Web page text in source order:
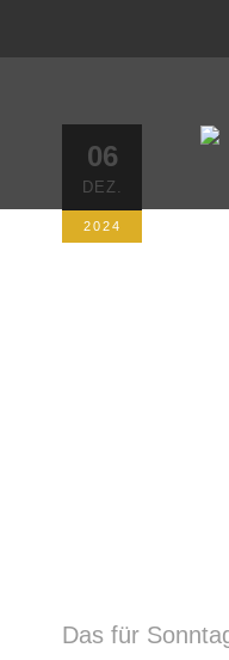
06
DEZ.
2024
Das für